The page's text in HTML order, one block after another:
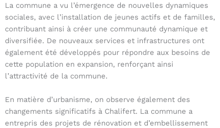
La commune a vu l’émergence de nouvelles dynamiques
sociales, avec l’installation de jeunes actifs et de familles,
contribuant ainsi à créer une communauté dynamique et
diversifiée. De nouveaux services et infrastructures ont
également été développés pour répondre aux besoins de
cette population en expansion, renforçant ainsi
l’attractivité de la commune.
En matière d’urbanisme, on observe également des
changements significatifs à Chalifert. La commune a
entrepris des projets de rénovation et d’embellissement